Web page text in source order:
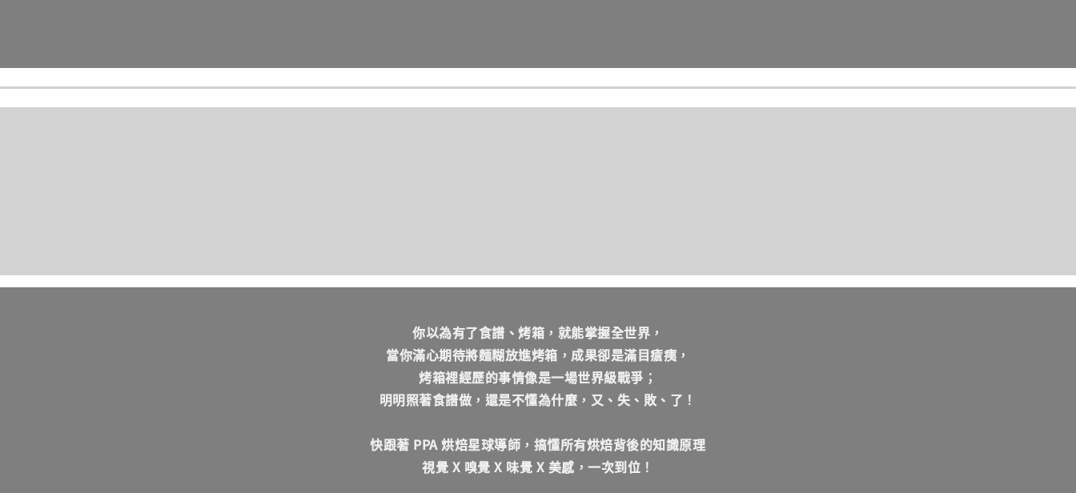
你以為有了食譜、烤箱，就能掌握全世界，
當你滿心期待將麵糊放進烤箱，成果卻是滿目瘡痍，
烤箱裡經歷的事情像是一場世界級戰爭；
明明照著食譜做，還是不懂為什麼，又、失、敗、了！
快跟著 PPA 烘焙星球導師，搞懂所有烘焙背後的知識原理
視覺 X 嗅覺 X 味覺 X 美感，一次到位！